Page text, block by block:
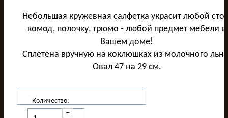
Небольшая кружевная салфетка украсит любой
комод, полочку, трюмо - любой предмет мебели в
Вашем доме!
Сплетена вручную на коклюшках из молочного
Овал 47 на 29 см.
Количество:
+